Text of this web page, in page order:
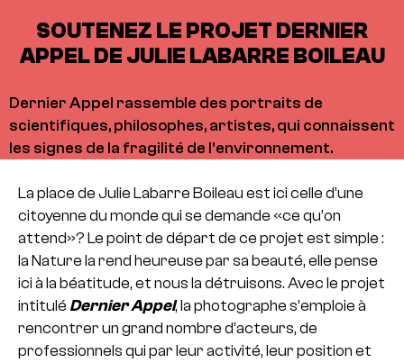
SOUTENEZ LE PROJET DERNIER
APPEL DE JULIE LABARRE BOILEAU
Dernier Appel rassemble des portraits de
scientifiques, philosophes, artistes, qui connaissent
les signes de la fragilité de l’environnement.
La place de Julie Labarre Boileau est ici celle d’une
citoyenne du monde qui se demande «ce qu’on
attend»? Le point de départ de ce projet est simple :
la Nature la rend heureuse par sa beauté, elle pense
ici à la béatitude, et nous la détruisons. Avec le projet
intitulé Dernier Appel, la photographe s’emploie à
rencontrer un grand nombre d’acteurs, de
professionnels qui par leur activité, leur position et